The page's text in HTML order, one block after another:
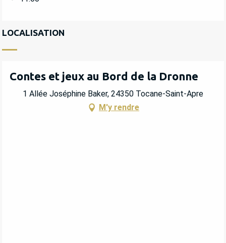
LOCALISATION
Contes et jeux au Bord de la Dronne
1 Allée Joséphine Baker, 24350 Tocane-Saint-Apre
M'y rendre